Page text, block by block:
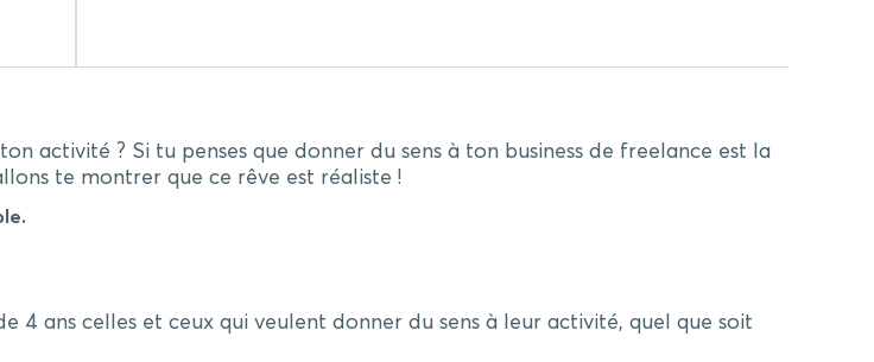
activité ? Si tu penses que donner du sens à ton business de freelance est la
te montrer que ce rêve est réaliste !
4 ans celles et ceux qui veulent donner du sens à leur activité, quel que soit